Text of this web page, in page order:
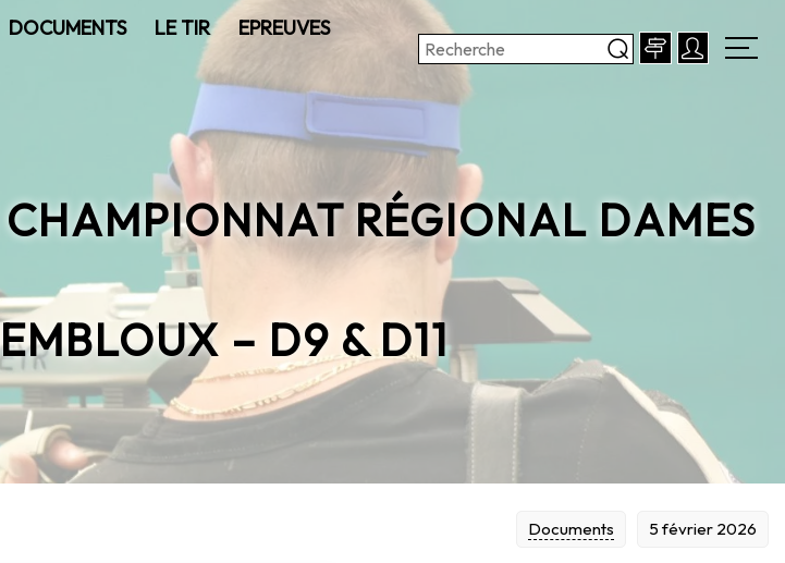
DOCUMENTS LE TIR
EPREUVES
RÉGIONAL DAMES
– D9 & D11
5 février 2026
Documents